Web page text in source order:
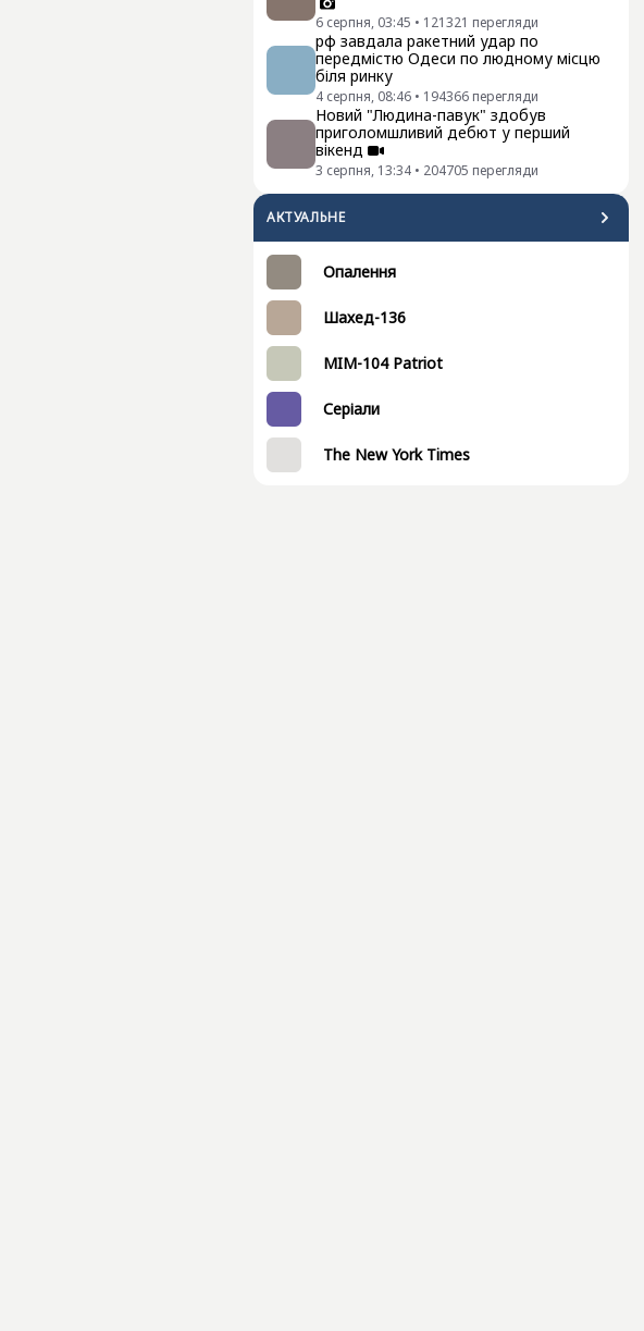
6 серпня, 03:45 • 121321 перегляди
рф завдала ракетний удар по
передмістю Одеси по людному місцю
біля ринку
4 серпня, 08:46 • 194366 перегляди
Новий "Людина-павук" здобув
приголомшливий дебют у перший
вікенд
3 серпня, 13:34 • 204705 перегляди
АКТУАЛЬНЕ
Опалення
Шахед-136
MIM-104 Patriot
Серіали
The New York Times